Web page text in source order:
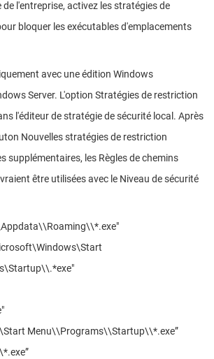
l'entreprise, activez les stratégies de
bloquer les exécutables d'emplacements
avec une édition Windows
Server. L'option Stratégies de restriction
l'éditeur de stratégie de sécurité local. Après
Nouvelles stratégies de restriction
supplémentaires, les Règles de chemins
être utilisées avec le Niveau de sécurité
Menu\\Programs\\Startup\\*.exe”